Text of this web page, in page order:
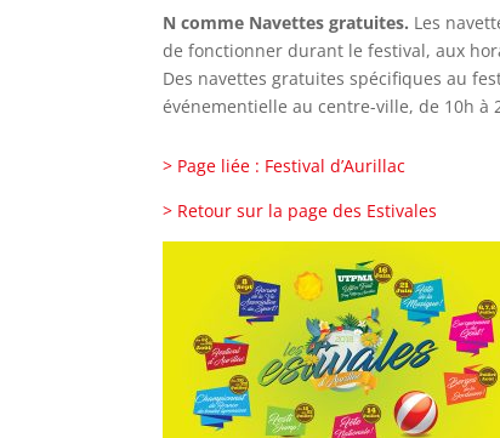
N comme Navettes gratuites. Les
de fonctionner durant le festival, aux
Des navettes gratuites spécifiques au
événementielle au centre-ville, de 10h à
> Page liée : Festival d’Aurillac
> Retour sur la page des Estivales